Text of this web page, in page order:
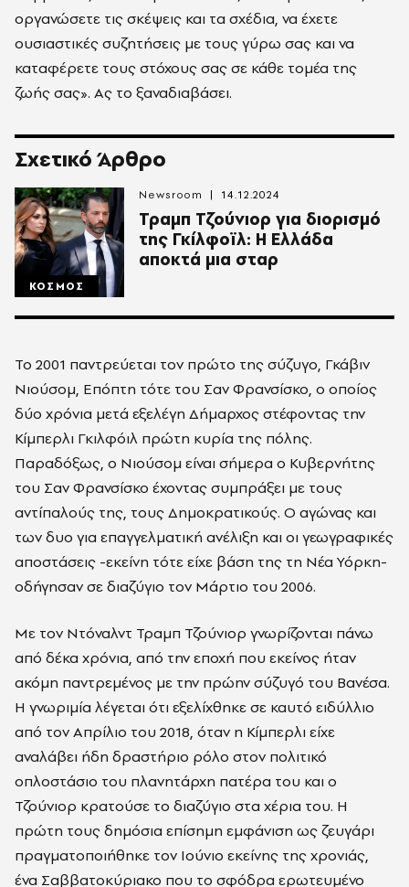
οργανώσετε τις σκέψεις και τα σχέδια, να έχετε
ουσιαστικές συζητήσεις με τους γύρω σας και να
καταφέρετε τους στόχους σας σε κάθε τομέα της
ζωής σας». Ας το ξαναδιαβάσει.
Σχετικό Άρθρο
ΚΟΣΜΟΣ
Τραμπ Τζούνιορ για διορισμό
της Γκίλφοϊλ: Η Ελλάδα
αποκτά μια σταρ
Newsroom 14.12.2024
Το 2001 παντρεύεται τον πρώτο της σύζυγο, Γκάβιν
Νιούσομ, Επόπτη τότε του Σαν Φρανσίσκο, ο οποίος
δύο χρόνια μετά εξελέγη Δήμαρχος στέφοντας την
Κίμπερλι Γκιλφόιλ πρώτη κυρία της πόλης.
Παραδόξως, ο Νιούσομ είναι σήμερα ο Κυβερνήτης
του Σαν Φρανσίσκο έχοντας συμπράξει με τους
αντίπαλούς της, τους Δημοκρατικούς. Ο αγώνας και
των δυο για επαγγελματική ανέλιξη και οι γεωγραφικές
αποστάσεις -εκείνη τότε είχε βάση της τη Νέα Υόρκη-
οδήγησαν σε διαζύγιο τον Μάρτιο του 2006.
Με τον Ντόναλντ Τραμπ Τζούνιορ γνωρίζονται πάνω
από δέκα χρόνια, από την εποχή που εκείνος ήταν
ακόμη παντρεμένος με την πρώην σύζυγό του Βανέσα.
Η γνωριμία λέγεται ότι εξελίχθηκε σε καυτό ειδύλλιο
από τον Απρίλιο του 2018, όταν η Κίμπερλι είχε
αναλάβει ήδη δραστήριο ρόλο στον πολιτικό
οπλοστάσιο του πλανητάρχη πατέρα του και ο
Τζούνιορ κρατούσε το διαζύγιο στα χέρια του. Η
πρώτη τους δημόσια επίσημη εμφάνιση ως ζευγάρι
πραγματοποιήθηκε τον Ιούνιο εκείνης της χρονιάς,
ένα Σαββατοκύριακο που το σφόδρα ερωτευμένο